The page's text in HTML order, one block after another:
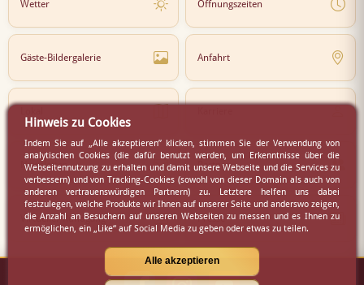
Wetter Öffnungszeiten
Gäste-Bildergalerie Anfahrt
Newsletter Partner
Virtueller Rundgang Presse
Hinweis zu Cookies
Indem Sie auf „Alle akzeptieren” klicken, stimmen Sie der Verwendung von
analytischen Cookies (die dafür benutzt werden, um Erkenntnisse über die
Webseitennutzung zu erhalten und damit unsere Webseite und die Services zu
verbessern) und von Tracking-Cookies (sowohl von dieser Domain als auch von
anderen vertrauenswürdigen Partnern) zu. Letztere helfen uns dabei
festzulegen, welche Produkte wir Ihnen auf unserer Seite und anderswo zeigen,
die Anzahl an Besuchern auf unseren Webseiten zu messen und es Ihnen zu
ermöglichen, ein „Like“ auf Social Media zu geben oder etwas zu teilen.
Alle akzeptieren